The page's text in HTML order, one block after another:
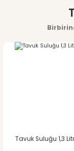
Bu ürünün fiyat
konularda yetersiz
Ürün fiyatı diğer
Tavuk Suluğu 1,3